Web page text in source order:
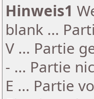
Hinweis1
blank ...
V ... Partie
- ... Partie
E ... Partie